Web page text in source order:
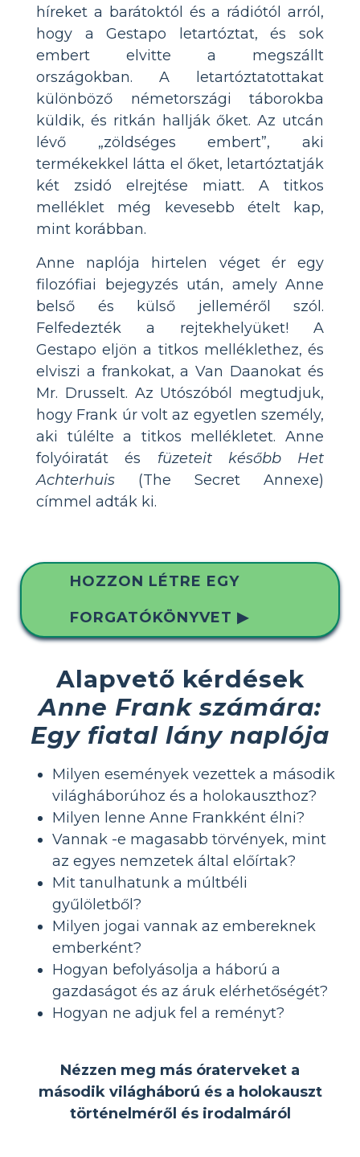
híreket a barátoktól és a rádiótól arról,
hogy a Gestapo letartóztat, és sok
embert elvitte a megszállt
országokban. A letartóztatottakat
különböző németországi táborokba
küldik, és ritkán hallják őket. Az utcán
lévő „zöldséges embert”, aki
termékekkel látta el őket, letartóztatják
két zsidó elrejtése miatt. A titkos
melléklet még kevesebb ételt kap,
mint korábban.
Anne naplója hirtelen véget ér egy
filozófiai bejegyzés után, amely Anne
belső és külső jelleméről szól.
Felfedezték a rejtekhelyüket! A
Gestapo eljön a titkos melléklethez, és
elviszi a frankokat, a Van Daanokat és
Mr. Drusselt. Az Utószóból megtudjuk,
hogy Frank úr volt az egyetlen személy,
aki túlélte a titkos mellékletet. Anne
folyóiratát és füzeteit később Het
Achterhuis (The Secret Annexe)
címmel adták ki.
HOZZON LÉTRE EGY
FORGATÓKÖNYVET ▶
Alapvető kérdések
Anne Frank számára:
Egy fiatal lány naplója
Milyen események vezettek a második
világháborúhoz és a holokauszthoz?
Milyen lenne Anne Frankként élni?
Vannak -e magasabb törvények, mint
az egyes nemzetek által előírtak?
Mit tanulhatunk a múltbéli
gyűlöletből?
Milyen jogai vannak az embereknek
emberként?
Hogyan befolyásolja a háború a
gazdaságot és az áruk elérhetőségét?
Hogyan ne adjuk fel a reményt?
Nézzen meg más óraterveket a
második világháború és a holokauszt
történelméről és irodalmáról